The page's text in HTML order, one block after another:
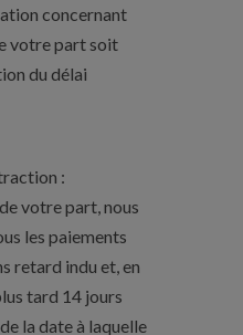
concernant
votre part soit
du délai
:
votre part, nous
les paiements
retard indu et, en
tard 14 jours
la date à laquelle